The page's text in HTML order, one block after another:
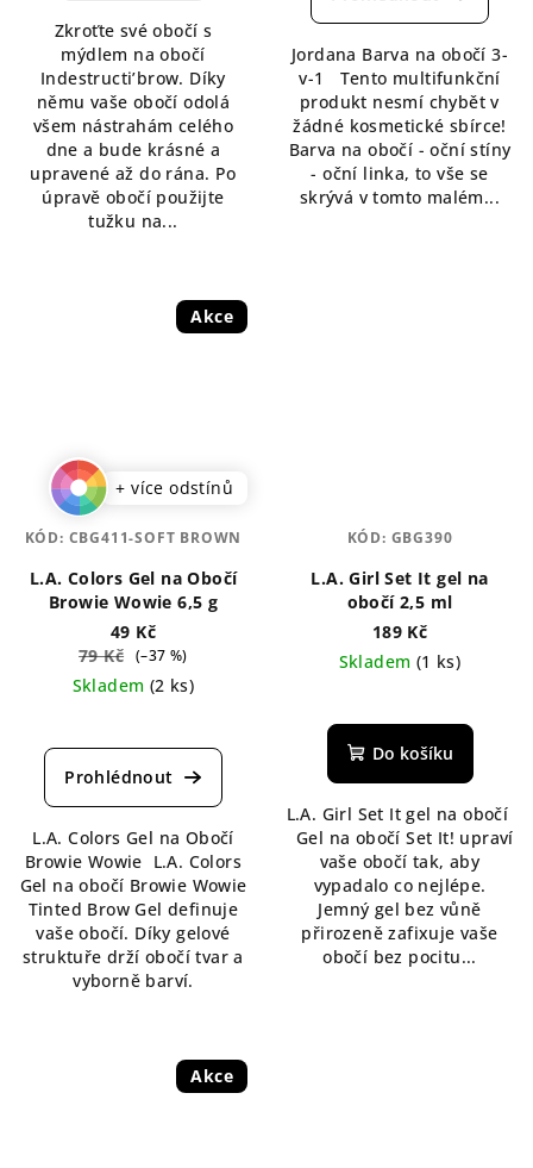
z
5
hvězdiček.
Zkroťte své obočí s
mýdlem na obočí
Indestructi’brow. Díky
němu vaše obočí odolá
všem nástrahám celého
dne a bude krásné a
upravené až do rána. Po
úpravě obočí použijte
tužku na...
z
5
hvězdiček.
Jordana Barva na obočí 3-
v-1 Tento multifunkční
produkt nesmí chybět v
žádné kosmetické sbírce!
Barva na obočí - oční stíny
- oční linka, to vše se
skrývá v tomto malém...
Akce
+ více odstínů
L.A. Colors Gel na Obočí
Browie Wowie 6,5 g
49 Kč
79 Kč (–37 %)
Skladem (2 ks)
hodnocení
produktu
z
5
hvězdiček.
L.A. Colors Gel na Obočí
Browie Wowie L.A. Colors
Gel na obočí Browie Wowie
Tinted Brow Gel definuje
vaše obočí. Díky gelové
struktuře drží obočí tvar a
vyborně barví.
KÓD: CBG411-SOFT BROWN
L.A. Girl Set It gel na
obočí 2,5 ml
189 Kč
Skladem (1 ks)
Do košíku
L.A. Girl Set It gel na obočí
Gel na obočí Set It! upraví
vaše obočí tak, aby
vypadalo co nejlépe.
Jemný gel bez vůně
přirozeně zafixuje vaše
obočí bez pocitu...
KÓD: GBG390
Akce